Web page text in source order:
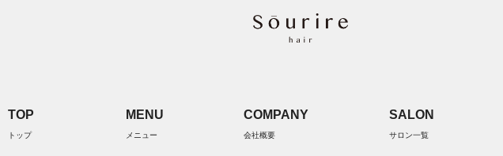
TOP
トップ
MENU
メニュー
COMPANY
会社概要
SALON
サロン一覧